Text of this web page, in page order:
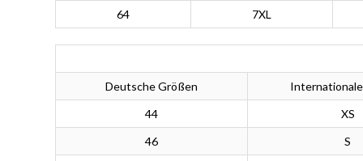
64
7XL
Deutsche Größen
44
XS
46
S